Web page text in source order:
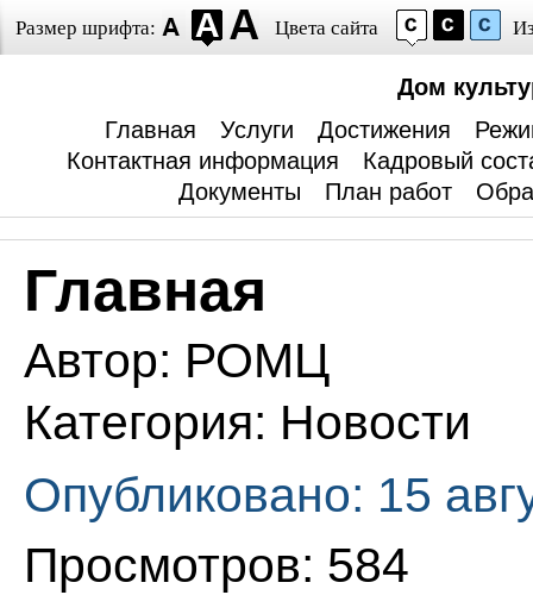
Размер шрифта: Цвета сайта
Дом
Главная
Услуги Достижения
Контактная информация
Кадровый
Документы
План работ
Главная
Автор: РОМЦ
Категория: Новости
Опубликовано: 15
Просмотров: 584